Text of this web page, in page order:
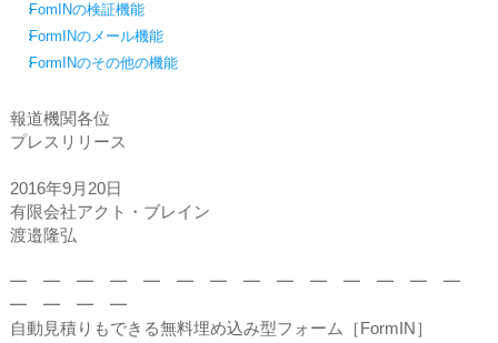
FomINの検証機能
FormINのメール機能
FormINのその他の機能
報道機関各位
プレスリリース
2016年9月20日
有限会社アクト・ブレイン
渡邉隆弘
━ ━ ━ ━ ━ ━ ━ ━ ━ ━ ━ ━ ━ ━
━ ━ ━ ━
自動見積りもできる無料埋め込み型フォーム［FormIN］